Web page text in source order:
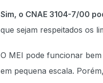
Sim, o CNAE 3104-7/00
que sejam respeitados os
O MEI pode funcionar
em pequena escala.